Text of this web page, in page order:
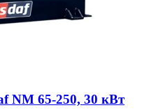
NM 65-250, 30 кВт